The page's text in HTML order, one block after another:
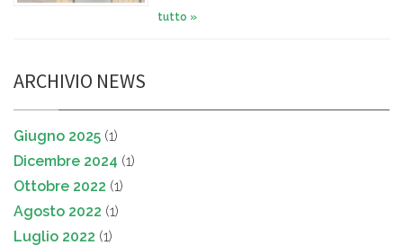
tutto »
ARCHIVIO NEWS
Giugno 2025 (1)
Dicembre 2024 (1)
Ottobre 2022 (1)
Agosto 2022 (1)
Luglio 2022 (1)